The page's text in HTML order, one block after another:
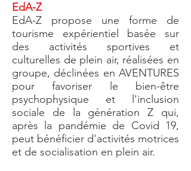
EdA-Z
​EdA-Z propose une forme de
tourisme expérientiel basée sur
des activités sportives et
culturelles de plein air, réalisées en
groupe, déclinées en AVENTURES
pour favoriser le bien-être
psychophysique et l'inclusion
sociale de la génération Z qui,
après la pandémie de Covid 19,
peut bénéficier d'activités motrices
et de socialisation en plein air.